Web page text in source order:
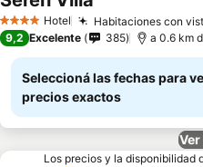
4 EstrellasHotel Habitaciones con
9,2 Excelente 385
Seleccioná las fechas para
precios exactos
Ver
Los precios y la disponibilidad